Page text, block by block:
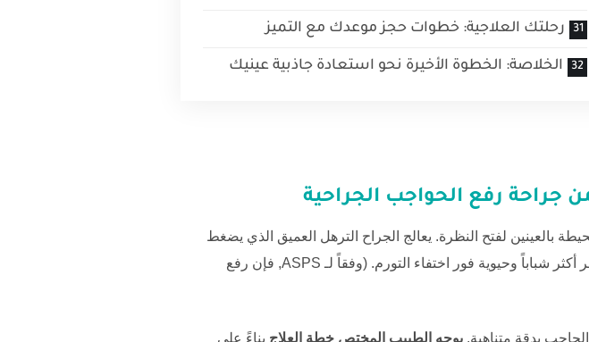
رحلتك العلاجية: خطوات حجز موعدك مع التميز
الخلاصة: الخطوة الأخيرة نحو استعادة جاذبية عينيك
جراحة رفع الحواجب الجراحية
بالعينين لفتح النظرة. يعالج الجراح الترهل العميق الذي يضغط
شباباً وحيوية فور اختفاء التورم. (وفقاً لـ ASPS, فإن رفع
بدقة متناهية. يوجه الطبيب المختص خطة العلاج بناءً على